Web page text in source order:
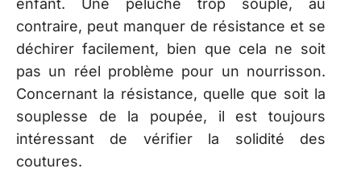
enfant. Une peluche trop souple, au
contraire, peut manquer de résistance et se
déchirer facilement, bien que cela ne soit
pas un réel problème pour un nourrisson.
Concernant la résistance, quelle que soit la
souplesse de la poupée, il est toujours
intéressant de vérifier la solidité des
coutures.